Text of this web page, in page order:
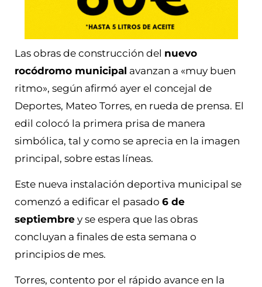
Las obras de construcción del nuevo
rocódromo municipal avanzan a «muy buen
ritmo», según afirmó ayer el concejal de
Deportes, Mateo Torres, en rueda de prensa. El
edil colocó la primera prisa de manera
simbólica, tal y como se aprecia en la imagen
principal, sobre estas líneas.
Este nueva instalación deportiva municipal se
comenzó a edificar el pasado 6 de
septiembre y se espera que las obras
concluyan a finales de esta semana o
principios de mes.
Torres, contento por el rápido avance en la